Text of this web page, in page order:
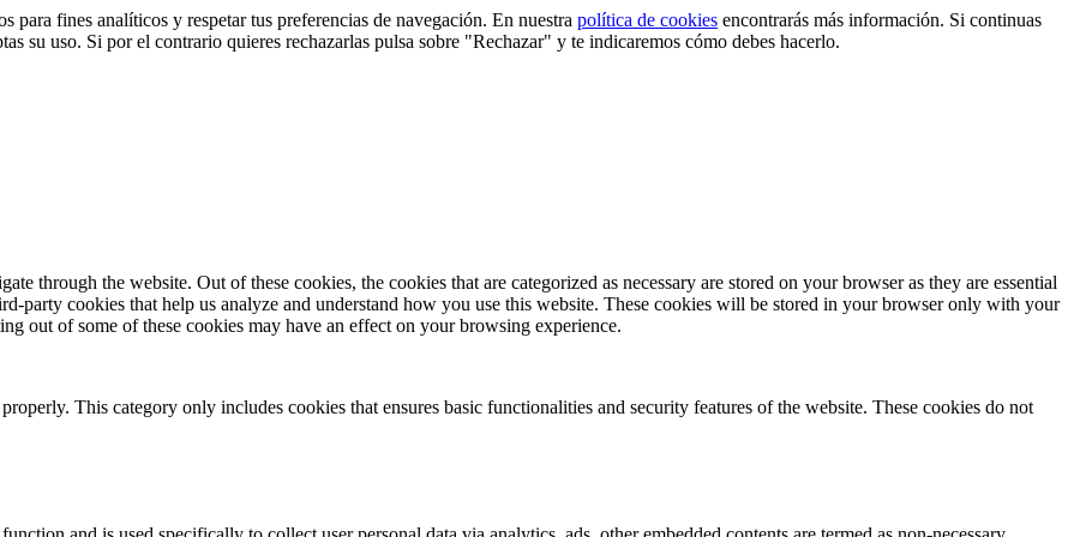
fines analíticos y respetar tus preferencias de navegación. En nuestra política de cookies encontrarás más información. Si continuas
su uso. Si por el contrario quieres rechazarlas pulsa sobre "Rechazar" y te indicaremos cómo debes hacerlo.
through the website. Out of these cookies, the cookies that are categorized as necessary are stored on your browser as they are essential
party cookies that help us analyze and understand how you use this website. These cookies will be stored in your browser only with your
out of some of these cookies may have an effect on your browsing experience.
This category only includes cookies that ensures basic functionalities and security features of the website. These cookies do not